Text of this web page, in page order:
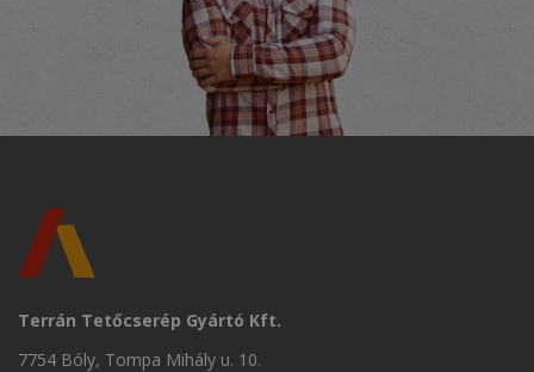
Terrán Tetőcserép Gyártó Kft.
7754 Bóly, Tompa Mihály u. 10.